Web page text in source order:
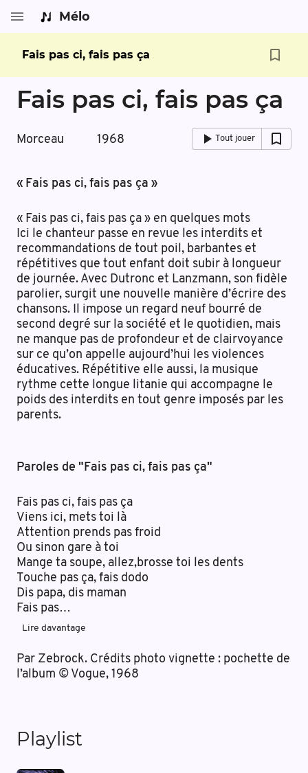
Mélo
Fais pas ci, fais pas ça
Fais pas ci, fais pas ça
Morceau 1968 Tout jouer
« Fais pas ci, fais pas ça »
« Fais pas ci, fais pas ça » en quelques mots
Ici le chanteur passe en revue les interdits et
recommandations de tout poil, barbantes et
répétitives que tout enfant doit subir à longueur
de journée. Avec Dutronc et Lanzmann, son fidèle
parolier, surgit une nouvelle manière d’écrire des
chansons. Il impose un regard neuf bourré de
second degré sur la société et le quotidien, mais
ne manque pas de profondeur et de clairvoyance
sur ce qu’on appelle aujourd’hui les violences
éducatives. Répétitive elle aussi, la musique
rythme cette longue litanie qui accompagne le
poids des interdits en tout genre imposés par les
parents.
Paroles de "Fais pas ci, fais pas ça"
Fais pas ci, fais pas ça
Viens ici, mets toi là
Attention prends pas froid
Ou sinon gare à toi
Mange ta soupe, allez,brosse toi les dents
Touche pas ça, fais dodo
Dis papa, dis maman
Fais pas…
Lire davantage
Par Zebrock. Crédits photo vignette : pochette de
l’album © Vogue, 1968
Playlist